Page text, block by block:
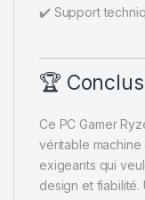
✔️ Support
🏆
Ce PC Gamer
véritable machine
exigeants qui
design et fiabilité.